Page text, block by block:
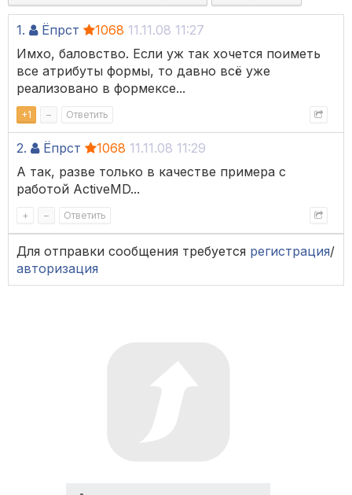
1. Ёпрст 1068 11.11.08 11:27
Имхо, баловство. Если уж так хочется поиметь
все атрибуты формы, то давно всё уже
реализовано в формексе...
+1 – Ответить
2. Ёпрст 1068 11.11.08 11:29
А так, разве только в качестве примера с
работой ActiveMD...
+ – Ответить
Для отправки сообщения требуется регистрация/
авторизация